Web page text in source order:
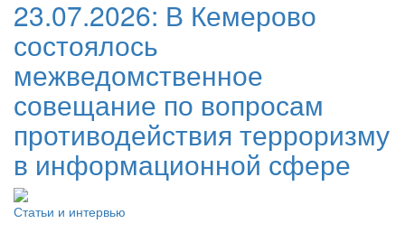
23.07.2026: В Кемерово
состоялось
межведомственное
совещание по вопросам
противодействия терроризму
в информационной сфере
Статьи и интервью